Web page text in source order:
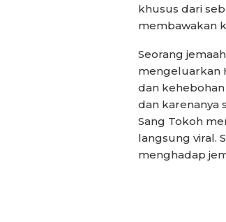
khusus dari
membawakan
Seorang
mengeluarkan
dan
dan karenanya
Sang Tokoh
langsung viral.
menghadap